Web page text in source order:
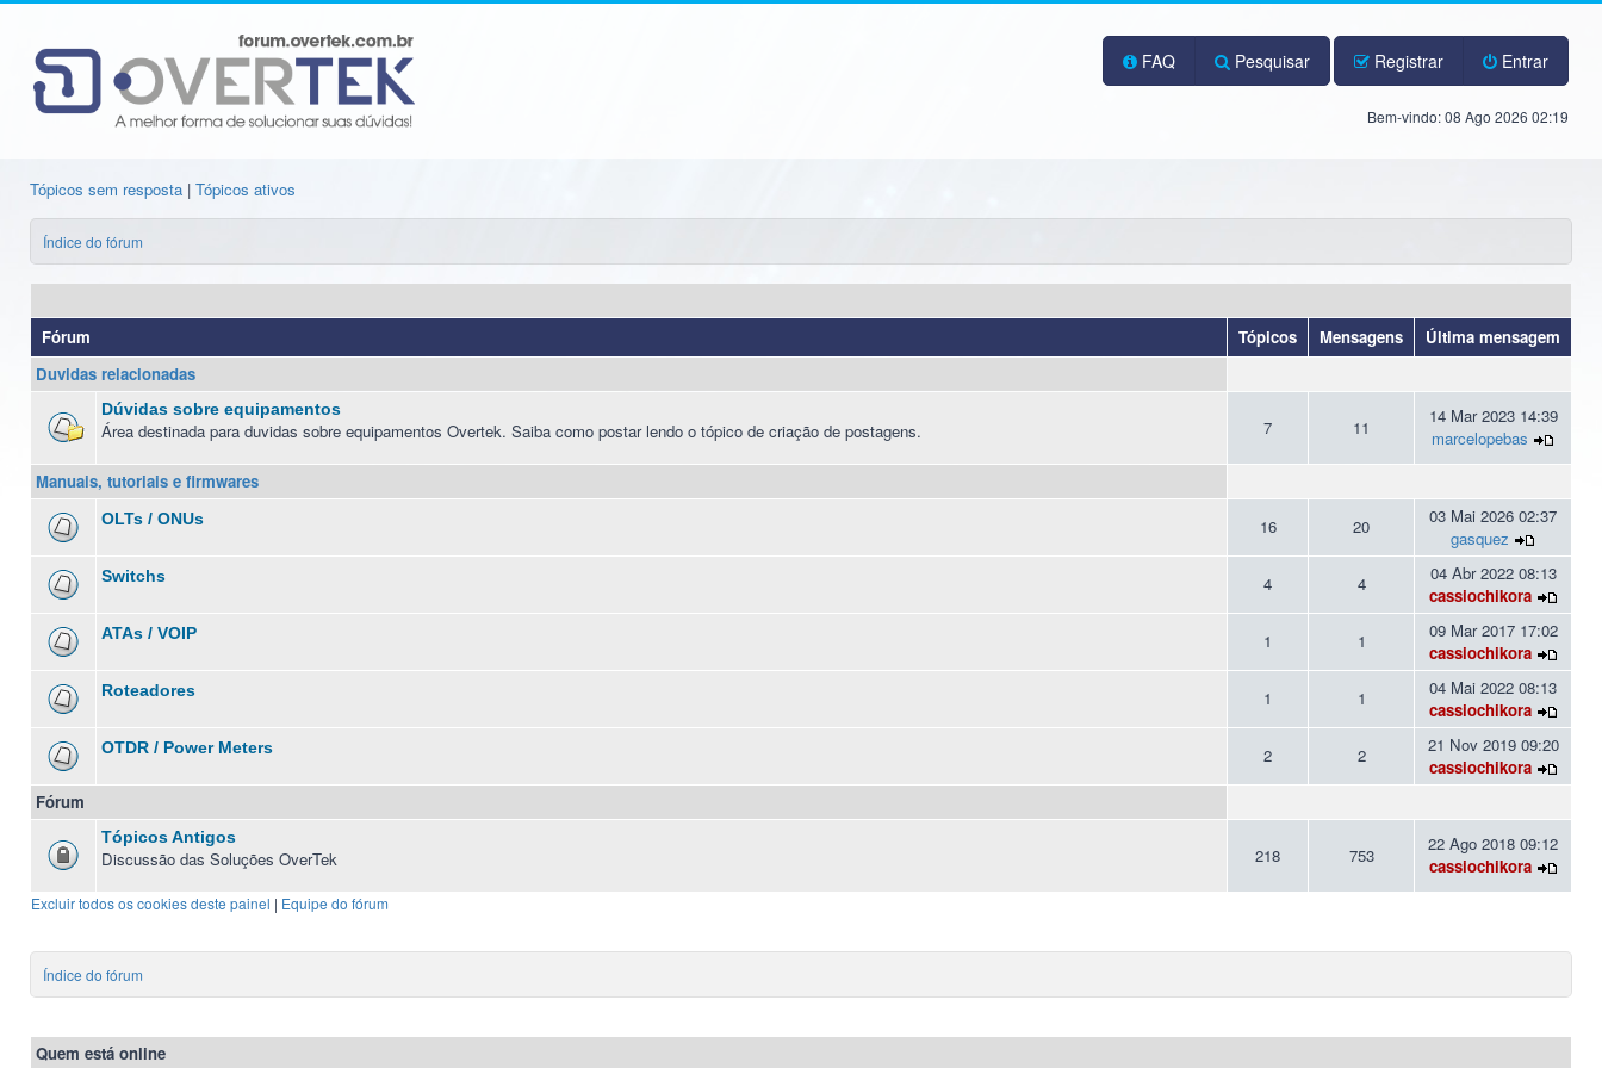
FAQ Pesquisar Registrar Entrar
Bem-vindo: 08 Ago 2026 02:19
Tópicos sem resposta | Tópicos ativos
Índice do fórum
Fórum Tópicos Mensagens
Última mensagem
Duvidas relacionadas
Dúvidas sobre equipamentos
Área destinada para duvidas sobre equipamentos Overtek. Saiba como postar lendo o tópico de criação de postagens. 7 11
14 Mar 2023 14:39
marcelopebas
Manuais, tutoriais e firmwares
OLTs / ONUs 16 20
03 Mai 2026 02:37
gasquez
Switchs 4 4
04 Abr 2022 08:13
cassiochikora
ATAs / VOIP 1 1
09 Mar 2017 17:02
cassiochikora
Roteadores 1 1
04 Mai 2022 08:13
cassiochikora
OTDR / Power Meters 2 2
21 Nov 2019 09:20
cassiochikora
Fórum
Tópicos Antigos
Discussão das Soluções OverTek 218 753
22 Ago 2018 09:12
cassiochikora
Excluir todos os cookies deste painel | Equipe do fórum
Índice do fórum
Quem está online